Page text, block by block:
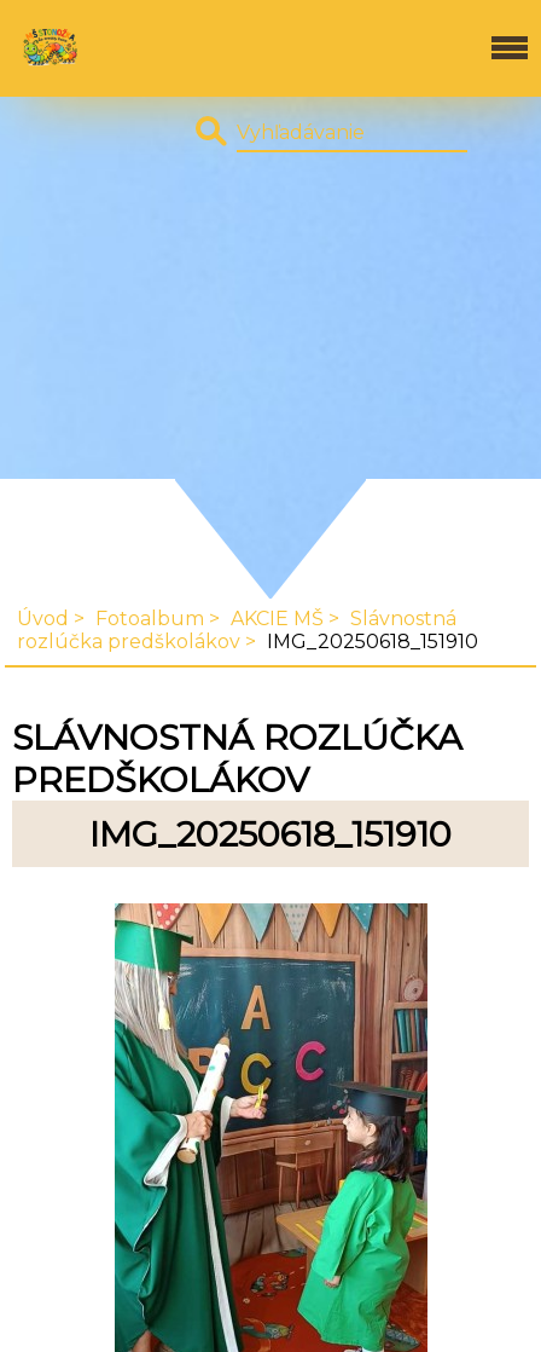
Úvod Fotoalbum AKCIE MŠ
Slávnostná
rozlúčka predškolákov
IMG_20250618_151910
SLÁVNOSTNÁ ROZLÚČKA
PREDŠKOLÁKOV
IMG_20250618_151910